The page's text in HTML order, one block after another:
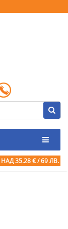
НАД 35.28 € / 69 ЛВ.